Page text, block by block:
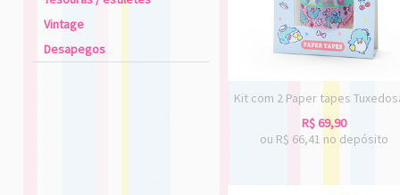
Vintage
Desapegos
Kit com 2 Paper tapes
R$69,90
ou R$ 66,41 no depósito